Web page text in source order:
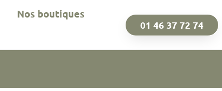
Nos boutiques
01 46 37 72 74